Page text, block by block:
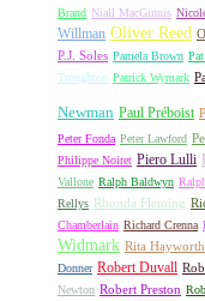
Brand Niall MacGinnis
Willman Oliver Reed
P.J. Soles Pamela Brown
Troughton Patrick Wymark
Newman Paul Préboist
Peter Fonda Peter Lawford
Philippe Noiret Piero Lulli
Vallone Ralph Baldwyn
Rellys Rhonda Fleming
Chamberlain Richard Crenna
Widmark Rita Hayworth
Donner Robert Duvall
Newton Robert Preston